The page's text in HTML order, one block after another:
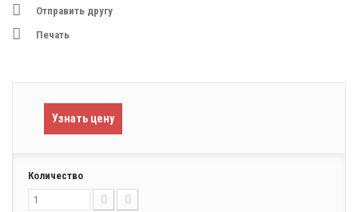
Отправить другу
Печать
Узнать цену
Количество